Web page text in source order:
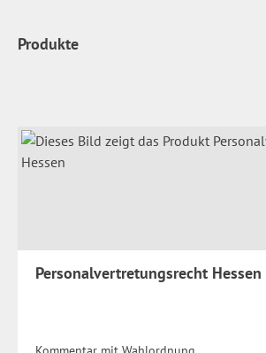
Produkte
Personalvertretungsrecht Hessen